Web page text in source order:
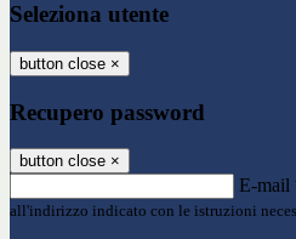
Seleziona utente
button close ×
Recupero password
button close ×
E-mail
all'indirizzo indicato con le istruzioni